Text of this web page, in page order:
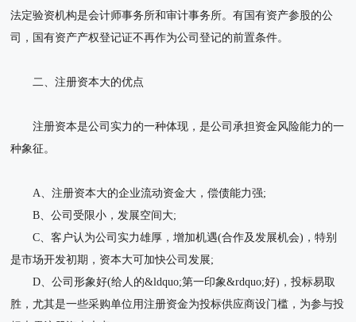
法定验资机构是会计师事务所和审计事务所。有国有资产参股的公
司，国有资产产权登记证不再作为公司登记的前置条件。
二、注册资本大的优点
注册资本是公司实力的一种体现，是公司承担资金风险能力的一
种象征。
A、注册资本大的企业流动资金大，偿债能力强;
B、公司受限小，发展空间大;
C、客户认为公司实力雄厚，增加机遇(合作及发展机会)，特别
是市场开发初期，资本大可加快公司发展;
D、公司形象好(给人的&ldquo;第一印象&rdquo;好)，投标易取
胜，尤其是一些采购单位用注册资金为投标供应商设门槛，为参与投